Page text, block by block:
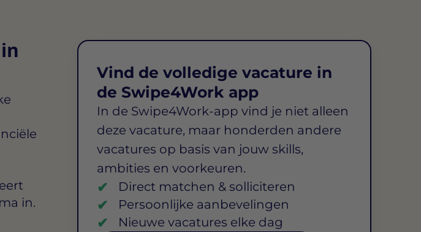
in.
Vind de volledige vacature in
de Swipe4Work app
In de Swipe4Work-app vind je niet alleen
deze vacature, maar honderden andere
vacatures op basis van jouw skills,
ambities en voorkeuren.
Direct matchen & solliciteren
Persoonlijke aanbevelingen
Nieuwe vacatures elke dag